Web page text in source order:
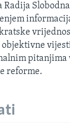
Radija
pitanjima
reforme.